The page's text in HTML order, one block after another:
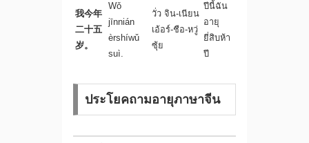
我今年
二十五
岁。
Wǒ
jīnnián
èrshíwǔ
suì.
วั่ว จิน-เนียน
เอ้อร์-ชือ-หวู่
ซุ้ย
ปีนี้ฉัน
อายุ
ยี่สิบห้า
ปี
ประโยคถามอายุภาษาจีน